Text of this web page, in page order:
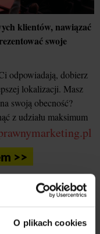
O plikach cookies
klientów, nawiązać
swoje
odpowiadają, dobierz
lokalizacji. Masz
swoją obecność?
z udziału maksimum
>>
bilet